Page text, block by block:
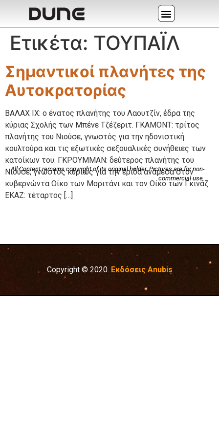
Ετικέτα: ΤΟΥΠΑΪΛ
Σημαντικοί πλανήτες της
Αυτοκρατορίας
BAΛAX IX: ο ένατος πλανήτης του Λαουτζίν, έδρα της
κύριας Σχολής των Mπένε Tζέζεριτ. ΓΚΑΜΟΝΤ: τρίτος
πλανήτης του Νιούσε, γνωστός για την ηδονιστική
κουλτούρα και τις εξωτικές σεξουαλικές συνήθειες των
κατοίκων του. ΓΚΡΟΥΜΜΑΝ: δεύτερος πλανήτης του
Νιούσε, γνωστός κυρίως για την έριδα ανάμεσα στον
κυβερνώντα Οίκο των Μοριτάνι και τον Οίκο των Γκινάζ.
ΕΚΑΖ: τέταρτος […]
All Content remains copyright of its original holder. Pictures are for non-
commercial use.
Copyright © 2020. Εκδόσεις Anubis